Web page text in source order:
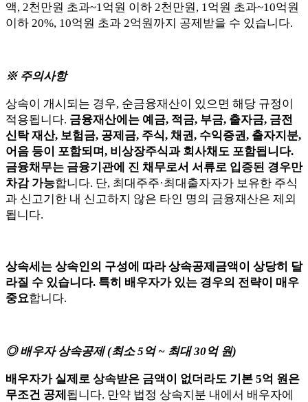
액, 2천만원 초과~1억원 이하 2천만원, 1억원 초과~10억원
이하 20%, 10억원 초과 2억원까지 공제받을 수 있습니다.
※ 주의사항
상속이 개시되는 경우, 순금융재산이 있으면 해당 규정이
적용됩니다. 금융재산에는 예금, 적금, 부금, 출자금, 금전
신탁 재산, 보험금, 공제금, 주식, 채권, 수익증권, 출자지분,
어음 등이 포함되며, 비상장주식과 회사채도 포함됩니다.
금융채무는 금융기관에 진 채무로서 서류로 입증된 경우만
차감 가능합니다. 단, 최대주주·최대출자자가 보유한 주식
과 신고기한 내 신고하지 않은 타인 명의 금융재산은 제외
됩니다.
상속세는 상속인의 구성에 따라 상속공제금액이 상당히 달
라질 수 있습니다. 특히 배우자가 있는 경우의 전략이 매우
중요합니다.
◎ 배우자 상속공제 (최소 5억 ~ 최대 30억 원)
배우자가 실제로 상속받은 금액이 없더라도 기본 5억 원은
무조건 공제 됩니다. 만약 법정 상속지분 내에서 배우자에